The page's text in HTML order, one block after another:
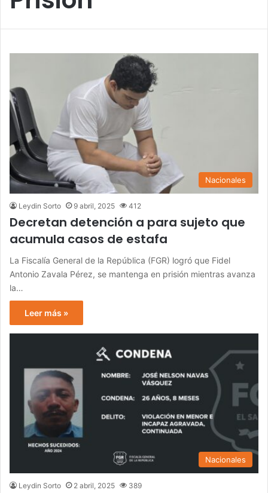
Nacionales
Leydin Sorto 9 abril, 2025 412
Decretan detención a para sujeto que
acumula casos de estafa
La Fiscalía General de la República (FGR) logró que Fidel
Antonio Zavala Pérez, se mantenga en prisión mientras avanza
la…
Leer más »
Nacionales
Leydin Sorto 2 abril, 2025 389